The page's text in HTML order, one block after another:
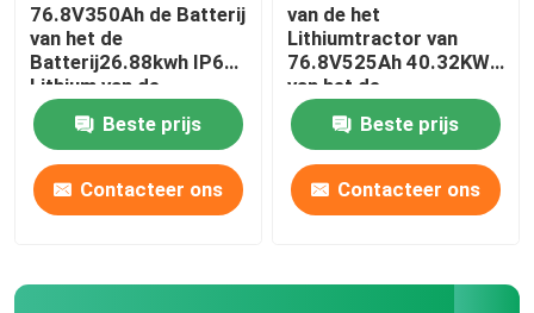
76.8V350Ah de Batterij
van het de
Batterij26.88kwh IP67
Lithium van de
lithiumtractor
Beste prijs
Contacteer ons
van de het
Lithiumtractor van
76.8V525Ah 40.32KWh
van het de
Batterijlithium het
IjzerfosfaatBeste prijs
Contacteer ons